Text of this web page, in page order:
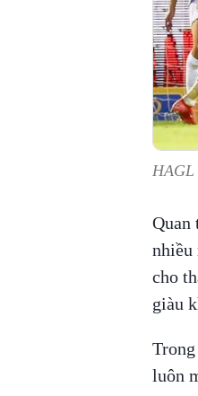
Quan
nhiều
cho
giàu
luôn